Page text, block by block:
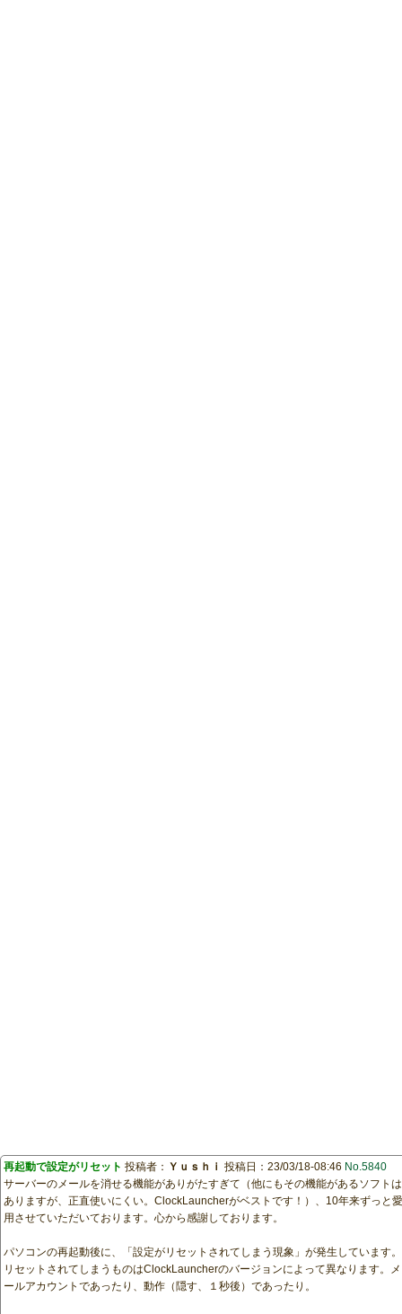
再起動で設定がリセット 投稿者： Ｙｕｓｈｉ 投稿日：23/03/18-08:46 No.5840
サーバーのメールを消せる機能がありがたすぎて（他にもその機能があるソフトは
ありますが、正直使いにくい。ClockLauncherがベストです！）、10年来ずっと愛
用させていただいております。心から感謝しております。
パソコンの再起動後に、「設定がリセットされてしまう現象」が発生しています。
リセットされてしまうものはClockLauncherのバージョンによって異なります。メ
ールアカウントであったり、動作（隠す、１秒後）であったり。